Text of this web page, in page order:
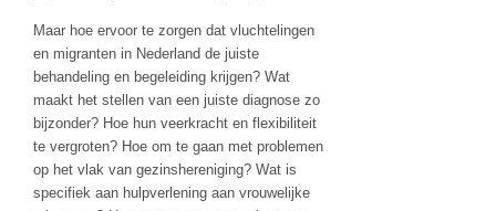
Maar hoe ervoor te zorgen dat vluchtelingen
en migranten in Nederland de juiste
behandeling en begeleiding krijgen? Wat
maakt het stellen van een juiste diagnose zo
bijzonder? Hoe hun veerkracht en flexibiliteit
te vergroten? Hoe om te gaan met problemen
op het vlak van gezinshereniging? Wat is
specifiek aan hulpverlening aan vrouwelijke